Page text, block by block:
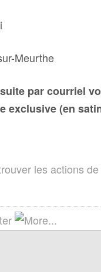
Meurthe
par courriel
exclusive (en
les actions